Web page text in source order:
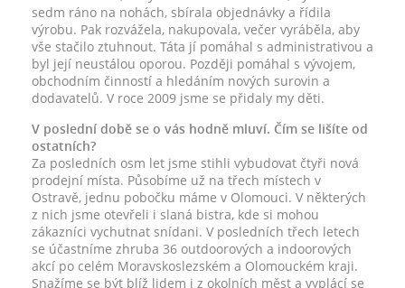
sedm ráno na nohách, sbírala objednávky a řídila
výrobu. Pak rozvážela, nakupovala, večer vyráběla, aby
vše stačilo ztuhnout. Táta jí pomáhal s administrativou a
byl její neustálou oporou. Později pomáhal s vývojem,
obchodním činností a hledáním nových surovin a
dodavatelů. V roce 2009 jsme se přidaly my děti.
V poslední době se o vás hodně mluví. Čím se lišíte od
ostatních?
Za posledních osm let jsme stihli vybudovat čtyři nová
prodejní místa. Působíme už na třech místech v
Ostravě, jednu pobočku máme v Olomouci. V některých
z nich jsme otevřeli i slaná bistra, kde si mohou
zákazníci vychutnat snídani. V posledních třech letech
se účastníme zhruba 36 outdoorových a indoorových
akcí po celém Moravskoslezském a Olomouckém kraji.
Snažíme se být blíž lidem i z okolních měst a vyplácí se